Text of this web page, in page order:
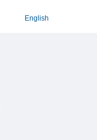
English